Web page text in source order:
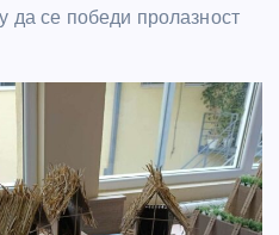
да се победи пролазност